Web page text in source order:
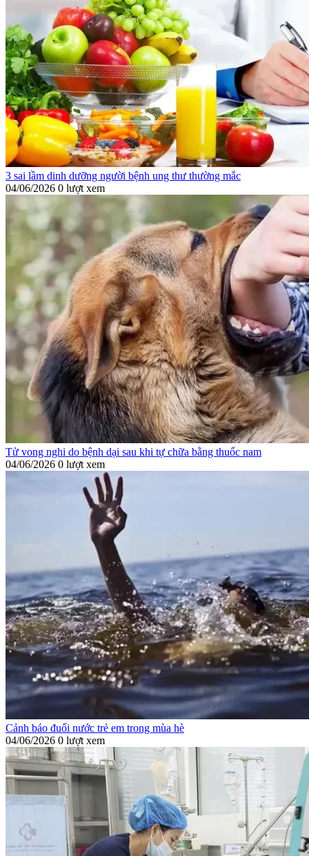
3 sai lầm dinh dưỡng người bệnh ung thư thường mắc
04/06/2026 0 lượt xem
Tử vong nghi do bệnh dại sau khi tự chữa bằng thuốc nam
04/06/2026 0 lượt xem
Cảnh báo đuối nước trẻ em trong mùa hè
04/06/2026 0 lượt xem